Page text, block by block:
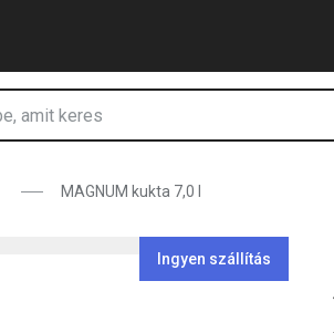
MAGNUM kukta 7,0 l
Ingyen szállítás